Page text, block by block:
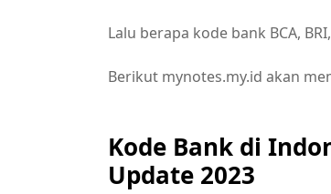
Lalu berapa kode bank BCA,
Berikut mynotes.my.id akan
Kode Bank di
Update 2023